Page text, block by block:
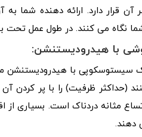
دارد. ارائه دهنده شما به
نگاه می کنند. در طول عمل تحت
با هیدرودیستنشن:
سیستوسکوپی با هیدرودیستنشن
(حداکثر ظرفیت) را با پر کردن
مثانه دردناک است. بسیاری
دهند.